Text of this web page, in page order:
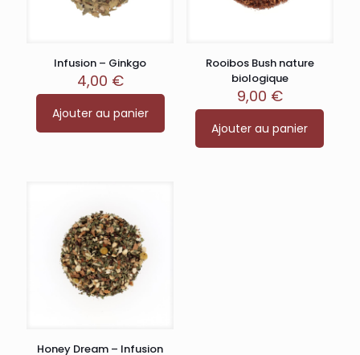
Infusion – Ginkgo
4,00 €
Ajouter au panier
Rooibos Bush nature
biologique
9,00 €
Ajouter au panier
Honey Dream – Infusion